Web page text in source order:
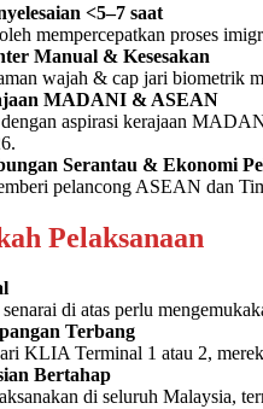
<5–7 saat
mempercepatkan proses
Manual & Kesesakan
wajah & cap jari biometrik
MADANI & ASEAN
aspirasi kerajaan
Serantau & Ekonomi
pelancong ASEAN dan
Pelaksanaan
senarai di atas perlu
Terbang
KLIA Terminal 1 atau 2,
Bertahap
di seluruh Malaysia,